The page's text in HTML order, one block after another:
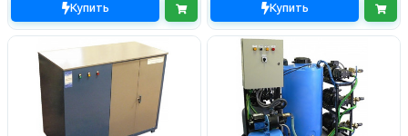
Купить Купить